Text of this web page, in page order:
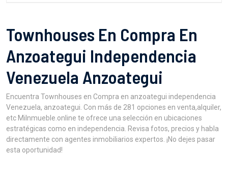
Townhouses En Compra En
Anzoategui Independencia
Venezuela Anzoategui
Encuentra Townhouses en Compra en anzoategui independencia
Venezuela, anzoategui. Con más de 281 opciones en venta,alquiler,
etc MiInmueble.online te ofrece una selección en ubicaciones
estratégicas como en independencia. Revisa fotos, precios y habla
directamente con agentes inmobiliarios expertos. ¡No dejes pasar
esta oportunidad!